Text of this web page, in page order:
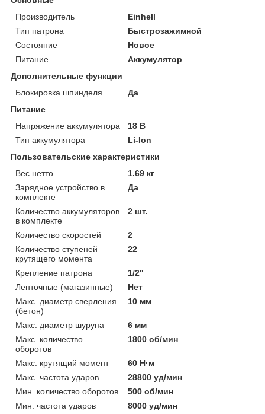
Производитель
Einhell
Тип патрона
Быстрозажимной
Состояние
Новое
Питание
Аккумулятор
Дополнительные функции
Блокировка шпинделя
Да
Питание
Напряжение аккумулятора
18 В
Тип аккумулятора
Li-Ion
Пользовательские характеристики
Вес нетто
1.69 кг
Зарядное устройство в
комплекте
Да
Количество аккумуляторов
в комплекте
2 шт.
Количество скоростей
2
Количество ступеней
крутящего момента
22
Крепление патрона
1/2"
Ленточные (магазинные)
Нет
Макс. диаметр сверления
(бетон)
10 мм
Макс. диаметр шурупа
6 мм
Макс. количество
оборотов
1800 об/мин
Макс. крутящий момент
60 Н·м
Макс. частота ударов
28800 уд/мин
Мин. количество оборотов
500 об/мин
Мин. частота ударов
8000 уд/мин